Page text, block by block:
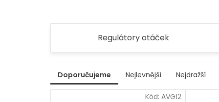
Regulátory otáček
Ř
Doporučujeme Nejlevnější Nejdražší
ý
p Kód: AVG12